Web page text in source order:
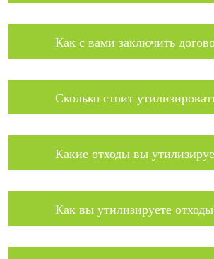
Как с вами заключить
Сколько стоит
Какие отходы вы
Как вы утилизируете